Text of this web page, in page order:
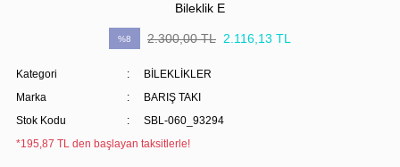
Bileklik E
%8 2.300,00 TL 2.116,13 TL
Kategori
BİLEKLİKLER
Marka
BARIŞ TAKI
Stok Kodu
SBL-060_93294
*195,87 TL den başlayan taksitlerle!